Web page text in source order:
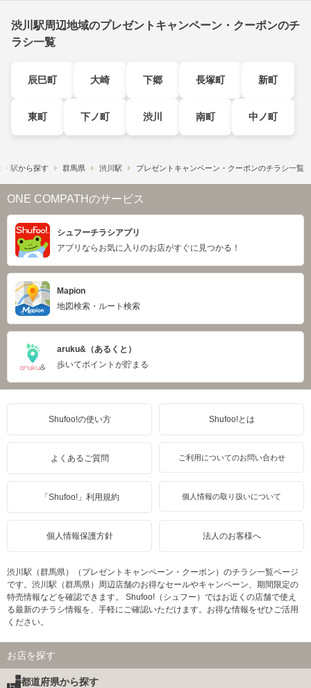
渋川駅周辺地域のプレゼントキャンペーン・クーポンのチ
ラシ一覧
辰巳町 大崎 下郷 長塚町 新町
東町 下ノ町 渋川 南町 中ノ町
・駅から探す 群馬県 渋川駅 プレゼントキャンペーン・クーポンのチラシ一覧
ONE COMPATHのサービス
シュフーチラシアプリ
アプリならお気に入りのお店がすぐに見つかる！
Mapion
地図検索・ルート検索
aruku&（あるくと）
歩いてポイントが貯まる
Shufoo!の使い方 Shufoo!とは
よくあるご質問 ご利用についてのお問い合わせ
「Shufoo!」利用規約 個人情報の取り扱いについて
個人情報保護方針 法人のお客様へ
渋川駅（群馬県）（プレゼントキャンペーン・クーポン）のチラシ一覧ページ
です。渋川駅（群馬県）周辺店舗のお得なセールやキャンペーン、期間限定の
特売情報などを確認できます。 Shufoo!（シュフー）ではお近くの店舗で使え
る最新のチラシ情報を、手軽にご確認いただけます。お得な情報をぜひご活用
ください。
お店を探す
都道府県から探す